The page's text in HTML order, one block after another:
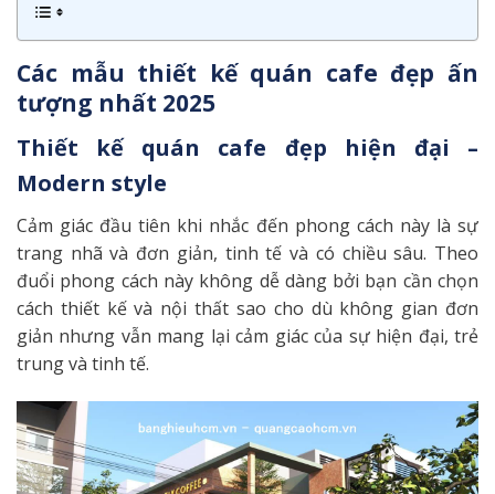
Các mẫu thiết kế quán cafe đẹp ấn
tượng nhất 2025
Thiết kế quán cafe đẹp hiện đại –
Modern style
Cảm giác đầu tiên khi nhắc đến phong cách này là sự
trang nhã và đơn giản, tinh tế và có chiều sâu. Theo
đuổi phong cách này không dễ dàng bởi bạn cần chọn
cách thiết kế và nội thất sao cho dù không gian đơn
giản nhưng vẫn mang lại cảm giác của sự hiện đại, trẻ
trung và tinh tế.